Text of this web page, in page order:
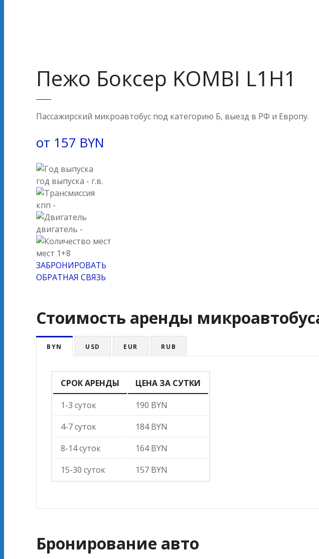
Пежо Боксер KOMBI L1H1
Пассажирский микроавтобус под категорию Б, выезд в РФ и Европу.
от 157 BYN
год выпуска - г.в.
кпп -
двигатель -
мест 1+8
ЗАБРОНИРОВАТЬ
ОБРАТНАЯ СВЯЗЬ
Стоимость аренды
BYN USD EUR RUB
СРОК АРЕНДЫ
ЦЕНА ЗА СУТКИ
1-3 суток
190 BYN
4-7 суток
184 BYN
8-14 суток
164 BYN
15-30 суток
157 BYN
Бронирование авто